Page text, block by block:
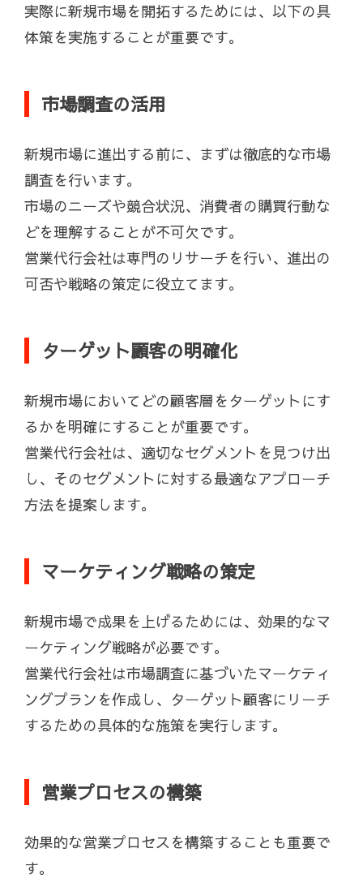
実際に新規市場を開拓するためには、以下の具
体策を実施することが重要です。
市場調査の活用
新規市場に進出する前に、まずは徹底的な市場
調査を行います。
市場のニーズや競合状況、消費者の購買行動な
どを理解することが不可欠です。
営業代行会社は専門のリサーチを行い、進出の
可否や戦略の策定に役立てます。
ターゲット顧客の明確化
新規市場においてどの顧客層をターゲットにす
るかを明確にすることが重要です。
営業代行会社は、適切なセグメントを見つけ出
し、そのセグメントに対する最適なアプローチ
方法を提案します。
マーケティング戦略の策定
新規市場で成果を上げるためには、効果的なマ
ーケティング戦略が必要です。
営業代行会社は市場調査に基づいたマーケティ
ングプランを作成し、ターゲット顧客にリーチ
するための具体的な施策を実行します。
営業プロセスの構築
効果的な営業プロセスを構築することも重要で
す。